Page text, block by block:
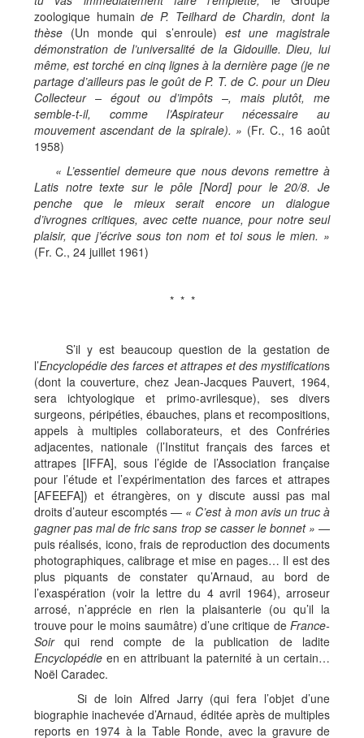
zoologique humain de P. Teilhard de Chardin, dont la
thèse (Un monde qui s’enroule) est une magistrale
démonstration de l’universalité de la Gidouille. Dieu, lui
même, est torché en cinq lignesàla dernière page (je ne
partage d’ailleurs pas le goût de P. T. de C. pour un Dieu
Collecteur – égout ou d’impôts –, mais plutôt, me
semble-t-il, comme l’Aspirateur nécessaire au
mouvement ascendant de la spirale). » (Fr. C., 16 août
1958)
«L’essentiel demeure que nous devons remettreà
Latis notre texte sur le pôle [Nord] pour le 20/8. Je
penche que le mieux serait encore un dialogue
d’ivrognes critiques, avec cette nuance, pour notre seul
plaisir, que j’écrive sous ton nom et toi sous le mien. »
(Fr. C., 24 juillet 1961)
* * *
S’il y est beaucoup question de la gestation de
l’Encyclopédie des farces et attrapes et des mystifications
(dont la couverture, chez Jean-Jacques Pauvert, 1964,
sera ichtyologique et primo-avrilesque), ses divers
surgeons, péripéties, ébauches, plans et recompositions,
appels à multiples collaborateurs, et des Confréries
adjacentes, nationale (l’Institut français des farces et
attrapes [IFFA], sous l’égide de l’Association française
pour l’étude et l’expérimentation des farces et attrapes
[AFEEFA]) et étrangères, on y discute aussi pas mal
droits d’auteur escomptés — « C’est à mon avis un trucà
gagner pas mal de fric sans trop se casser le bonnet»—
puis réalisés, icono, frais de reproduction des documents
photographiques, calibrage et mise en pages… Il est des
plus piquants de constater qu’Arnaud, au bord de
l’exaspération (voir la lettre du 4 avril 1964), arroseur
arrosé, n’apprécie en rien la plaisanterie (ou qu’il la
trouve pour le moins saumâtre) d’une critique de France-
Soirqui rend compte de la publication de ladite
Encyclopédie en en attribuant la paternité à un certain…
Noël Caradec.
Si de loin Alfred Jarry (qui fera l’objet d’une
biographie inachevée d’Arnaud, éditée après de multiples
reports en 1974 à la Table Ronde, avec la gravure de